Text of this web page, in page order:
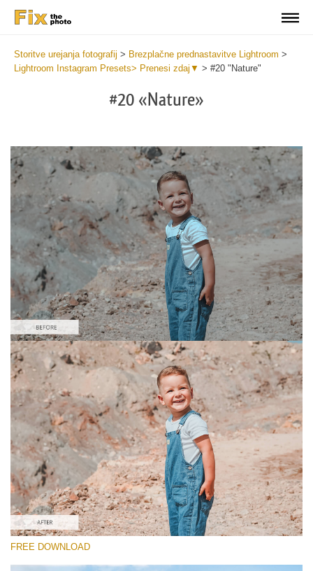
Storitve urejanja fotografij > Brezplačne prednastavitve Lightroom >
Lightroom Instagram Presets> Prenesi zdaj▼ > #20 "Nature"
#20 «Nature»
Please select
Free Instagram Preset #20
Honey Moon
(30 Lr Presets)
Wedding Collection
(400 Lr Presets)
Must-Have Collection
(1432 Lr Presets)
FREE DOWNLOAD